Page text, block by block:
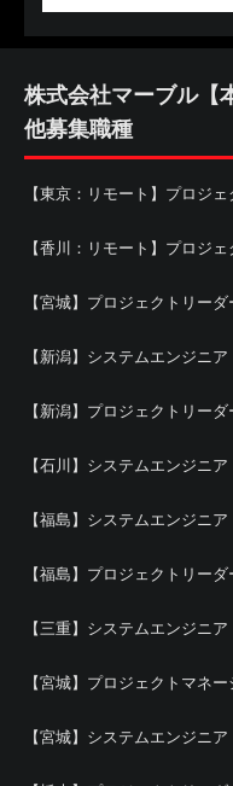
株式会社マーブル【
他募集職種
【東京：リモート】プロジ
【香川：リモート】プロジ
【宮城】プロジェクトリーダ
【新潟】システムエンジニア
【新潟】プロジェクトリーダ
【石川】システムエンジニア
【福島】システムエンジニア
【福島】プロジェクトリーダ
【三重】システムエンジニア
【宮城】プロジェクトマネー
【宮城】システムエンジニア